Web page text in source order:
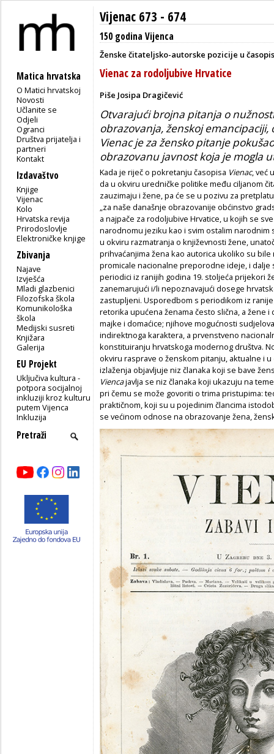
Matica hrvatska
O Matici hrvatskoj
Novosti
Učlanite se
Odjeli
Ogranci
Društva prijatelja i
partneri
Kontakt
Izdavaštvo
Knjige
Vijenac
Kolo
Hrvatska revija
Prirodoslovlje
Elektroničke knjige
Zbivanja
Najave
Izvješća
Mladi glazbenici
Filozofska škola
Komunikološka
škola
Medijski susreti
Knjižara
Galerija
EU Projekt
Uključiva kultura -
potpora socijalnoj
inkluziji kroz kulturu
putem Vijenca
Inkluzija
Vijenac 673 - 674
150 godina Vijenca
Ženske čitateljsko-autorske pozicije u
Vienac za rodoljubive Hrvatice
Piše Josipa Dragičević
Otvarajući brojna pitanja o
obrazovanja, ženskoj
Vienac je za žensko pitanje
obrazovanu javnost koja je mogla
Kada je riječ o pokretanju časopisa Vienac, već
da u okviru uredničke politike među ciljanom
zauzimaju i žene, pa će se u pozivu za
„za naše današnje obrazovanije obćinstvo
a najpače za rodoljubive Hrvatice, u kojih se
narodnomu jeziku kao i svim ostalim narodnim
u okviru razmatranja o književnosti žene,
prihvaćanjima žena kao autorica ukoliko su
promicale nacionalne preporodne ideje, i dalje
periodici iz ranijih godina 19. stoljeća prijekori
zanemarujući i/li nepoznavajući dosege
zastupljeni. Usporedbom s periodikom iz
retorika upućena ženama često slična, a žene
majke i domaćice; njihove mogućnosti
indirektnoga karaktera, a prvenstveno
konstituiranju hrvatskoga modernog društva.
okviru rasprave o ženskom pitanju, aktualne i
izlaženja objavljuje niz članaka koji se bave
Viencajavlja se niz članaka koji ukazuju na
pri čemu se može govoriti o trima pristupima:
praktičnom, koji su u pojedinim člancima
se većinom odnose na obrazovanje žena,